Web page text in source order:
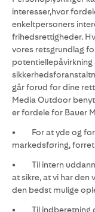
interesser,hvor
enkeltpersoners
frihedsrettigheder.
vores retsgrundlag
går forud for dine
Media Outdoor
er fordele for Bauer
• For at yde og
markedsføring,
• Til intern
at sikre, at vi har den
den bedst mulige
• Til indberetning